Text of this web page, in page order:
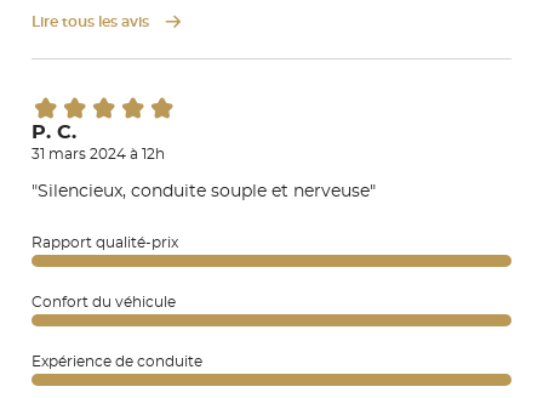
Lire tous les avis
P. C.
31 mars 2024 à 12h
"Silencieux, conduite souple et nerveuse"
Rapport qualité-prix
Confort du véhicule
Expérience de conduite